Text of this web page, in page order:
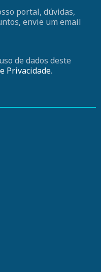
portal, dúvidas,
envie um email
de dados deste
Privacidade.